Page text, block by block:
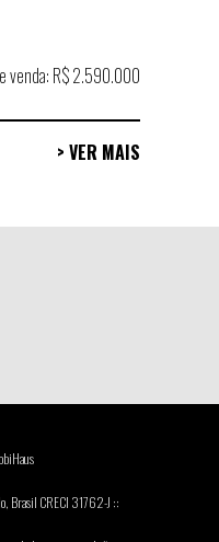
venda: R$ 2.590.000
> VER MAIS
Brasil CRECI 31762-J ::